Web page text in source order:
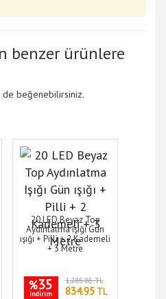
benzer ürünlere
de beğenebilirsiniz.
20 LED Beyaz Top
Aydınlatma Işığı Gün
ışığı + Pilli + 2 Kademeli
+ 3 Metre
%35
indirim
1,285.85 TL
834.95TL